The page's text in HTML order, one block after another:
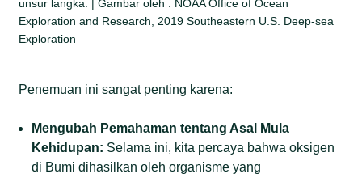
unsur langka. | Gambar oleh : NOAA Office of Ocean
Exploration and Research, 2019 Southeastern U.S. Deep-sea
Exploration
Penemuan ini sangat penting karena:
Mengubah Pemahaman tentang Asal Mula
Kehidupan: Selama ini, kita percaya bahwa oksigen
di Bumi dihasilkan oleh organisme yang